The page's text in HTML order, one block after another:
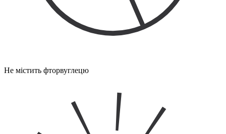
Не містить фторвуглецю